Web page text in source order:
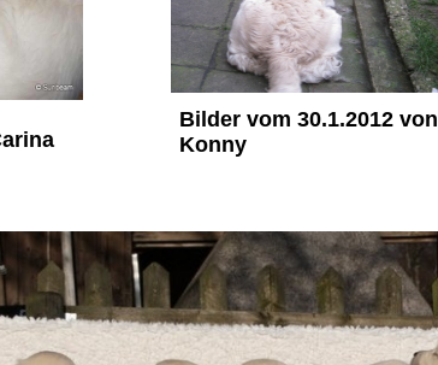
Bilder vom 30.1.2012 von
Konny